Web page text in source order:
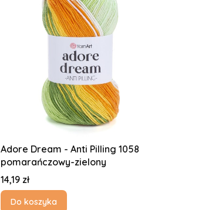
Adore Dream - Anti Pilling 1058
pomarańczowy-zielony
Cena
14,19 zł
Do koszyka